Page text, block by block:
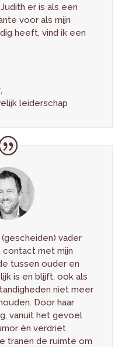
er is als een
voor als mijn
heeft, vind ik een
,
leiderschap
vader
contact met mijn
tussen ouder en
is en blijft, ook als
niet meer
Door haar
vanuit het gevoel
én verdriet
tranen de ruimte om